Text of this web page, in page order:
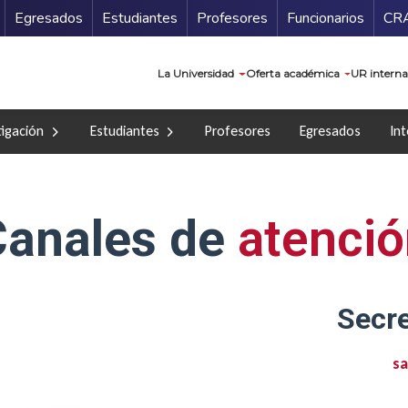
Secundario
Egresados Estudiantes Profesores Funcionarios
La Universidad Oferta académica UR
Estudiantes Profesores Egresados
de